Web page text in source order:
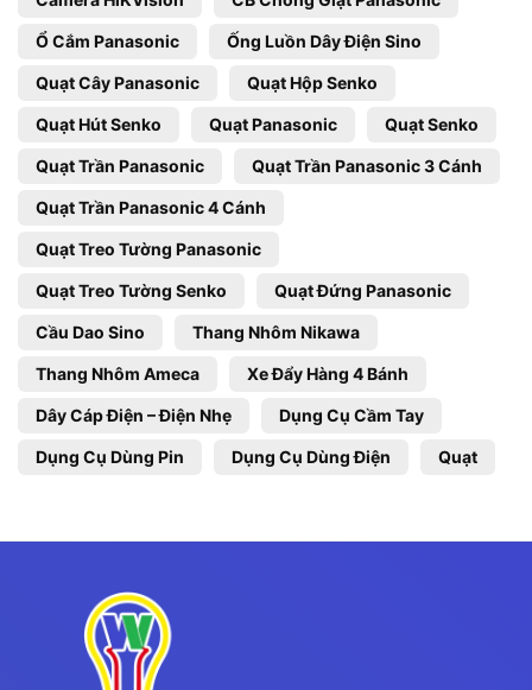
Ổ Cắm Panasonic Ống Luồn Dây Điện Sino
Quạt Cây Panasonic Quạt Hộp Senko
Quạt Hút Senko Quạt Panasonic Quạt Senko
Quạt Trần Panasonic Quạt Trần Panasonic 3 Cánh
Quạt Trần Panasonic 4 Cánh
Quạt Treo Tường Panasonic
Quạt Treo Tường Senko Quạt Đứng Panasonic
Cầu Dao Sino Thang Nhôm Nikawa
Thang Nhôm Ameca Xe Đẩy Hàng 4 Bánh
Dây Cáp Điện – Điện Nhẹ Dụng Cụ Cầm Tay
Dụng Cụ Dùng Pin Dụng Cụ Dùng Điện Quạt